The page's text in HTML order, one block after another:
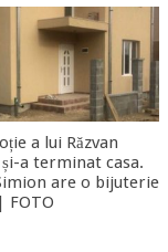
a lui Răzvan
a terminat casa.
are o bijuterie
FOTO